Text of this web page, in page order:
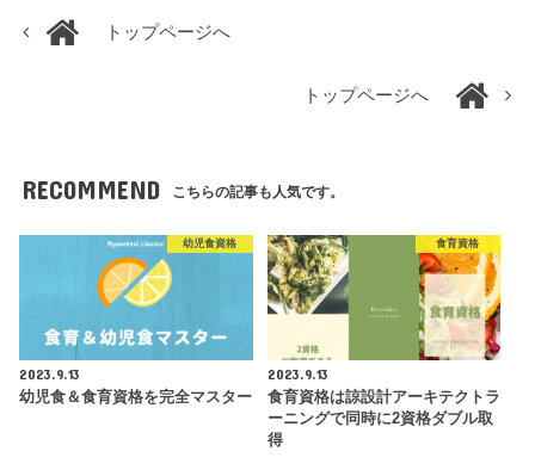
トップページへ
トップページへ
RECOMMEND こちらの記事も人気です。
幼児食資格
2023.9.13
幼児食＆食育資格を完全マスター
食育資格
2023.9.13
食育資格は諒設計アーキテクトラ
ーニングで同時に2資格ダブル取
得